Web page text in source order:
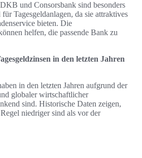
und Consorsbank sind besonders
Tagesgeldanlagen, da sie attraktives
bieten. Die
helfen, die passende Bank zu
in den letzten Jahren
in den letzten Jahren aufgrund der
globaler wirtschaftlicher
sind. Historische Daten zeigen,
niedriger sind als vor der